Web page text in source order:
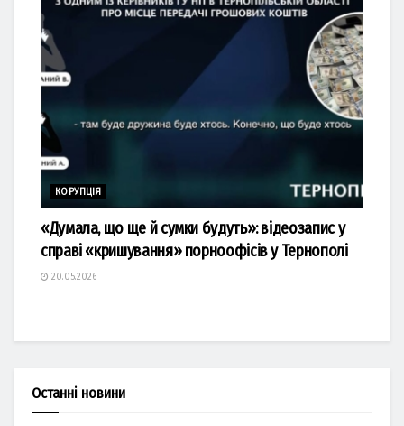
КОРУПЦІЯ
«Думала, що ще й сумки будуть»: відеозапис у
справі «кришування» порноофісів у Тернополі
20.05.2026
Останні новини